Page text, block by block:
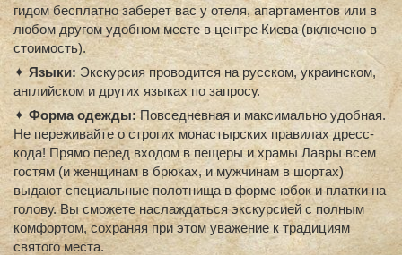
гидом бесплатно заберет вас у отеля, апартаментов или в
любом другом удобном месте в центре Киева (включено в
стоимость).
✦Языки: Экскурсия проводится на русском, украинском,
английском и других языках по запросу.
✦ Форма одежды:Повседневная и максимально удобная.
Не переживайте о строгих монастырских правилах дресс-
кода! Прямо перед входом в пещеры и храмы Лавры всем
гостям (и женщинам в брюках, и мужчинам в шортах)
выдают специальные полотнища в форме юбок и платки на
голову. Вы сможете наслаждаться экскурсией с полным
комфортом, сохраняя при этом уважение к традициям
святого места.